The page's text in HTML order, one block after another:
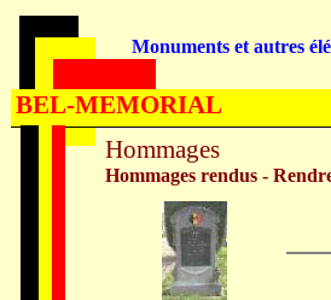
Hommages
Hommages rendus -
Monuments et autres
BEL-MEMORIAL